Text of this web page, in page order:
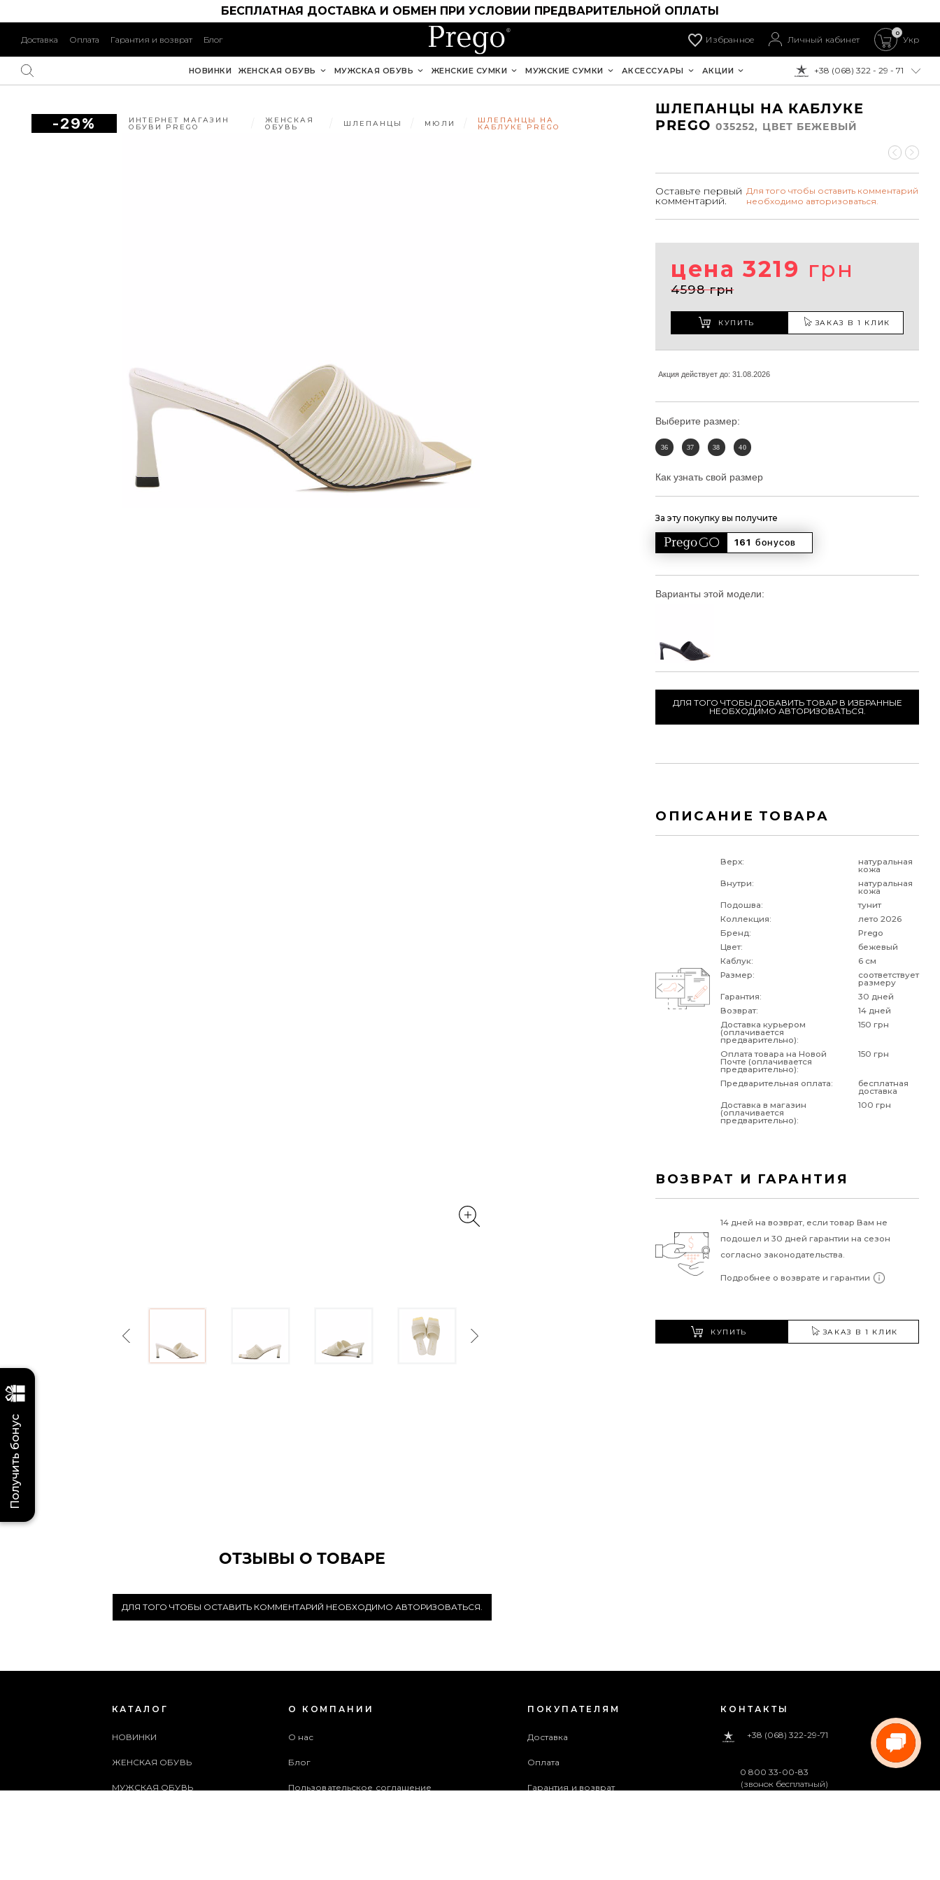
БЕСПЛАТНАЯ ДОСТАВКА И ОБМЕН ПРИ УСЛОВИИ ПРЕДВАРИТЕЛЬНОЙ ОПЛАТЫ
Доставка Оплата Гарантия и возврат Блог Избранное Личный кабинет
0
Укр
К ОПЛАТЕ:
+38 (068) 322 - 29 - 71
НОВИНКИ ЖЕНСКАЯ ОБУВЬ МУЖСКАЯ ОБУВЬ ЖЕНСКИЕ СУМКИ МУЖСКИЕ СУМКИ АКСЕССУАРЫ АКЦИИ
-29% ИНТЕРНЕТ МАГАЗИН
ОБУВИ PREGO
ЖЕНСКАЯ
ОБУВЬ ШЛЕПАНЦЫ МЮЛИ ШЛЕПАНЦЫ НА
КАБЛУКЕ PREGO
Previous Next
ОТЗЫВЫ О ТОВАРЕ
ДЛЯ ТОГО ЧТОБЫ ОСТАВИТЬ КОММЕНТАРИЙ НЕОБХОДИМО АВТОРИЗОВАТЬСЯ.
ШЛЕПАНЦЫ НА КАБЛУКЕ
PREGO 035252, ЦВЕТ БЕЖЕВЫЙ
Оставьте первый
комментарий.
Для того чтобы оставить комментарий
необходимо авторизоваться.
цена 3219 грн
4598 грн
КУПИТЬ ЗАКАЗ В 1 КЛИК
Акция действует до: 31.08.2026
Выберите размер:
36 37 38 40
Как узнать свой размер
За эту покупку вы получите
161 бонусов
Варианты этой модели:
ДЛЯ ТОГО ЧТОБЫ ДОБАВИТЬ ТОВАР В ИЗБРАННЫЕ
НЕОБХОДИМО АВТОРИЗОВАТЬСЯ.
ОПИСАНИЕ ТОВАРА
Верх: натуральная
кожа
Внутри:
натуральная
кожа
Подошва:
тунит
Коллекция:
лето 2026
Бренд:
Prego
Цвет:
бежевый
Каблук:
6 см
Размер:
соответствует
размеру
Гарантия:
30 дней
Возврат:
14 дней
Доставка курьером
(оплачивается
предварительно):
150 грн
Оплата товара на Новой
Почте (оплачивается
предварительно):
150 грн
Предварительная оплата: бесплатная
доставка
Доставка в магазин
(оплачивается
предварительно):
100 грн
ВОЗВРАТ И ГАРАНТИЯ
14 дней на возврат, если товар Вам не
подошел и 30 дней гарантии на сезон
согласно законодательства.
Подробнее о возврате и гарантии
КУПИТЬ ЗАКАЗ В 1 КЛИК
КАТАЛОГ
НОВИНКИ
ЖЕНСКАЯ ОБУВЬ
МУЖСКАЯ ОБУВЬ
О КОМПАНИИ
О нас
Блог
Пользовательское соглашение
ПОКУПАТЕЛЯМ
Доставка
Оплата
Гарантия и возврат
КОНТАКТЫ
+38 (068) 322-29-71
0 800 33-00-83
(звонок бесплатный)
Получить бонус